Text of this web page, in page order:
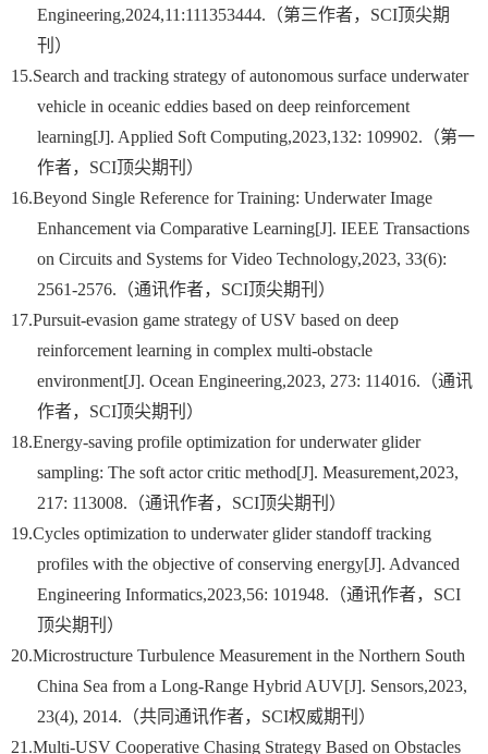
Engineering,2024,11:111353444. （第三作者， SCI顶尖期
刊）
15.Search and tracking strategy of autonomous surface underwater
vehicle in oceanic eddies based on deep reinforcement
learning[J]. Applied Soft Computing,2023,132: 109902. （第一
作者， SCI顶尖期刊）
16.Beyond Single Reference for Training: Underwater Image
Enhancement via Comparative Learning[J]. IEEE Transactions
on Circuits and Systems for Video Technology,2023, 33(6):
2561-2576. （通讯作者， SCI顶尖期刊）
17.Pursuit-evasion game strategy of USV based on deep
reinforcement learning in complex multi-obstacle
environment[J]. Ocean Engineering,2023, 273: 114016. （通讯
作者， SCI顶尖期刊）
18.Energy-saving profile optimization for underwater glider
sampling: The soft actor critic method[J]. Measurement,2023,
217: 113008. （通讯作者， SCI顶尖期刊）
19.Cycles optimization to underwater glider standoff tracking
profiles with the objective of conserving energy[J]. Advanced
Engineering Informatics,2023,56: 101948. （通讯作者， SCI
顶尖期刊）
20.Microstructure Turbulence Measurement in the Northern South
China Sea from a Long-Range Hybrid AUV[J]. Sensors,2023,
23(4), 2014. （共同通讯作者， SCI权威期刊）
21.Multi-USV Cooperative Chasing Strategy Based on Obstacles